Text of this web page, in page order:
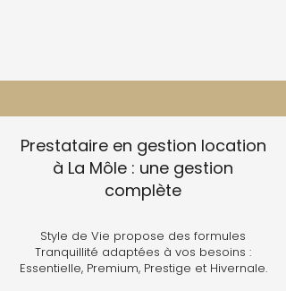
Prestataire en gestion location
à La Môle : une gestion
complète
Style de Vie propose des formules
Tranquillité adaptées à vos besoins :
Essentielle, Premium, Prestige et Hivernale.